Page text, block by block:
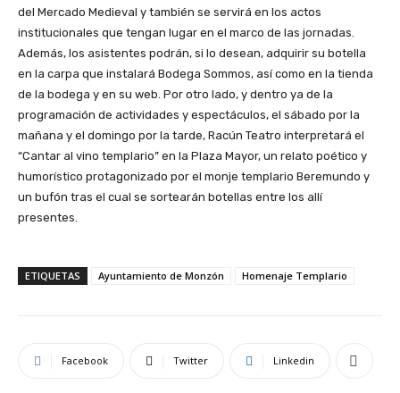
del Mercado Medieval y también se servirá en los actos
institucionales que tengan lugar en el marco de las jornadas.
Además, los asistentes podrán, si lo desean, adquirir su botella
en la carpa que instalará Bodega Sommos, así como en la tienda
de la bodega y en su web. Por otro lado, y dentro ya de la
programación de actividades y espectáculos, el sábado por la
mañana y el domingo por la tarde, Racún Teatro interpretará el
“Cantar al vino templario” en la Plaza Mayor, un relato poético y
humorístico protagonizado por el monje templario Beremundo y
un bufón tras el cual se sortearán botellas entre los allí
presentes.
ETIQUETAS Ayuntamiento de Monzón Homenaje Templario
Facebook Twitter Linkedin